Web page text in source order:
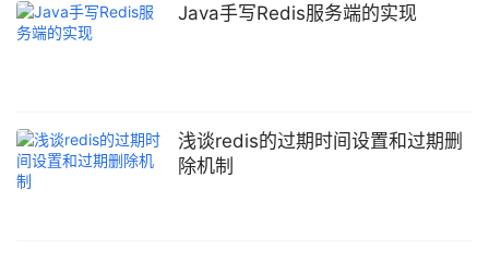
cookie, localStorage 唯一美中不足的就是「不能设置每一个键的过
期时间」**. localStorage 属性允许我们访问一个 Document 源
Java手写Redis服务端的实现
浅谈redis的过期时间设置和过期删
除机制